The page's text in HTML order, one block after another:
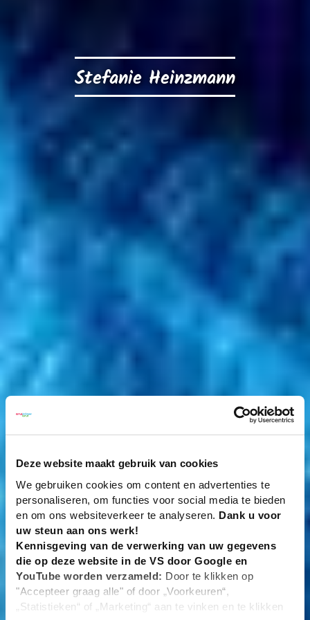
Deze website maakt gebruik van cookies
We gebruiken cookies om content en advertenties te
personaliseren, om functies voor social media te bieden
en om ons websiteverkeer te analyseren. Dank u voor
uw steun aan ons werk!
Kennisgeving van de verwerking van uw gegevens
die op deze website in de VS door Google en
YouTube worden verzameld: Door te klikken op
"Accepteer graag alle" of door „Voorkeuren“,
„Statistieken“ of „Marketing“ aan te vinken en te klikken
Stefanie Heinzmann